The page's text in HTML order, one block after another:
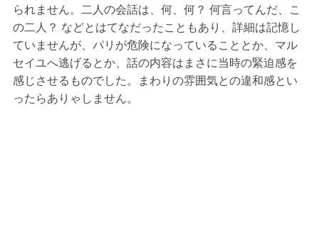
られません。二人の会話は、何、何？ 何言ってんだ、こ
の二人？ などとはてなだったこともあり、詳細は記憶し
ていませんが、パリが危険になっていることとか、マル
セイユへ逃げるとか、話の内容はまさに当時の緊迫感を
感じさせるものでした。まわりの雰囲気との違和感とい
ったらありゃしません。